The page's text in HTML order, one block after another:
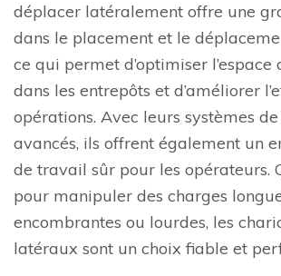
déplacer latéralement offre une
dans le placement et le
ce qui permet d’optimiser l’espace
dans les entrepôts et d’améliorer
opérations. Avec leurs systèmes
avancés, ils offrent également un
de travail sûr pour les opérateurs.
pour manipuler des charges
encombrantes ou lourdes, les
latéraux sont un choix fiable et